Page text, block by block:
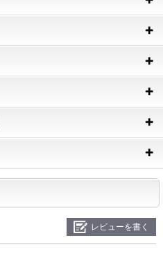
レビューを書く